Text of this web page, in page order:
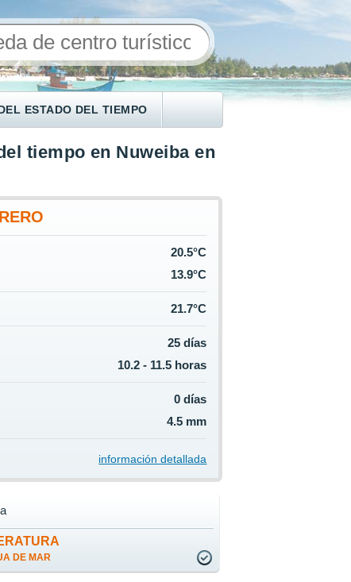
ESTADO DEL TIEMPO
tiempo en Nuweiba en
20.5°C
13.9°C
21.7°C
25 días
10.2 - 11.5 horas
0 días
4.5 mm
información detallada
DE MAR